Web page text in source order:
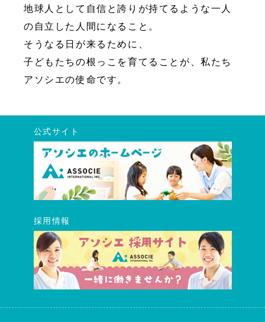
地球人として自信と誇りが持てるような一人
の自立した人間になること。
そうなる日が来るために、
子どもたちの根っこを育てることが、私たち
アソシエの使命です。
公式サイト
採用情報